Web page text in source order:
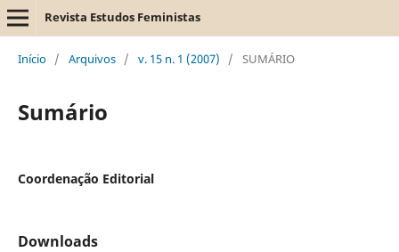
Revista Estudos Feministas
Início / Arquivos / v. 15 n. 1 (2007) / SUMÁRIO
Sumário
Coordenação Editorial
Downloads